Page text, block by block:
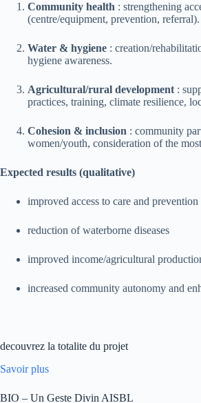
Community health : strengthening
(centre/equipment, prevention, referral).
Water & hygiene : creation/
hygiene awareness.
Agricultural/rural development :
practices, training, climate resilience,
Cohesion & inclusion : community
women/youth, consideration of the
Expected results (qualitative)
improved access to care and prevention
reduction of waterborne diseases
improved income/agricultural
increased community autonomy and
decouvrez la totalite du projet
Savoir plus
BIO – Un Geste Divin AISBL